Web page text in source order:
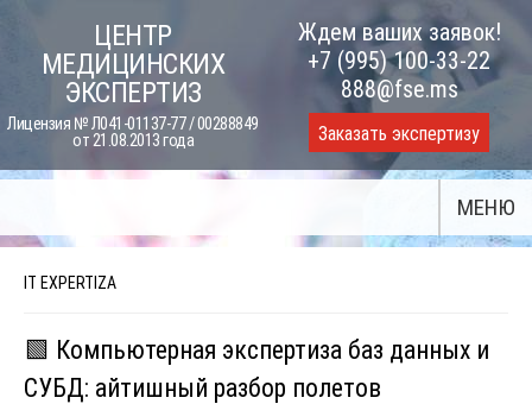
content
ЦЕНТР
МЕДИЦИНСКИХ
ЭКСПЕРТИЗ
Лицензия № Л041-01137-77 / 00288849
от 21.08.2013 года
Ждем ваших заявок!
+7 (995) 100-33-22
888@fse.ms
Заказать экспертизу
МЕНЮ
IT EXPERTIZA
🟩 Компьютерная экспертиза баз данных и
СУБД: айтишный разбор полетов